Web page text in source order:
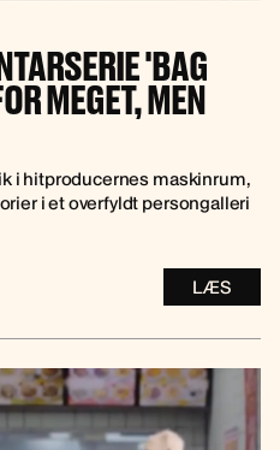
'BAG
MEGET, MEN
i hitproducernes maskinrum,
i et overfyldt persongalleri
LÆS